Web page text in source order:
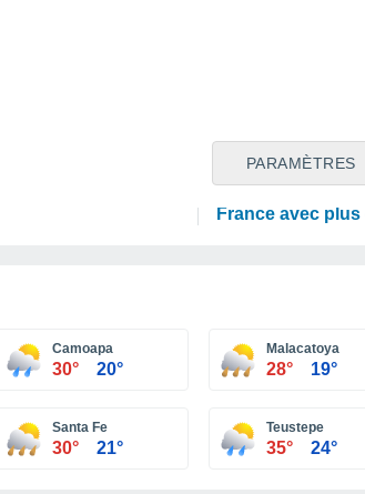
PARAMÈTRES
Canicule : des
inquiétantes
France avec
Camoapa
30° 20°
Malacatoya
28° 19°
Santa Fe
30° 21°
Teustepe
35° 24°